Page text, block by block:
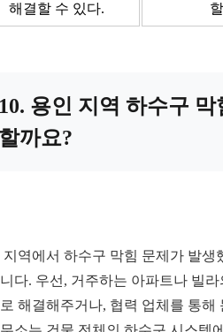
해결할 수 있다.
용인 지역 하수구
까요?
지역에서 하수구 막힘 문제가 발생
다. 우선, 거주하는 아파트나 빌
해결해주거나, 협력 업체를 통해